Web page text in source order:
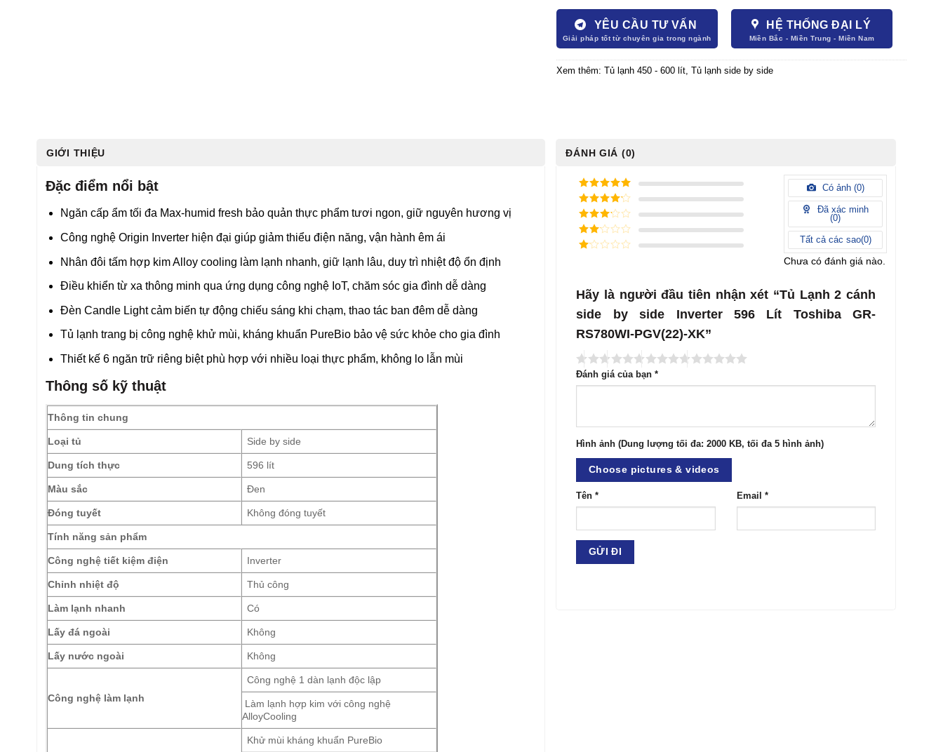
YÊU CẦU TƯ VẤN HỆ THỐNG ĐẠI LÝ
Xem thêm: Tủ lạnh 450 - 600 lít, Tủ lạnh side by side
GIỚI THIỆU
Đặc điểm nổi bật
Ngăn cấp ẩm tối đa Max-humid fresh bảo quản thực phẩm tươi ngon, giữ nguyên hương vị
Công nghệ Origin Inverter hiện đại giúp giảm thiểu điện năng, vận hành êm ái
Nhân đôi tấm hợp kim Alloy cooling làm lạnh nhanh, giữ lạnh lâu, duy trì nhiệt độ ổn định
Điều khiển từ xa thông minh qua ứng dụng công nghệ IoT, chăm sóc gia đình dễ dàng
Đèn Candle Light cảm biến tự động chiếu sáng khi chạm, thao tác ban đêm dễ dàng
Tủ lạnh trang bị công nghệ khử mùi, kháng khuẩn PureBio bảo vệ sức khỏe cho gia đình
Thiết kế 6 ngăn trữ riêng biệt phù hợp với nhiều loại thực phẩm, không lo lẫn mùi
Thông số kỹ thuật
Thông tin chung
Loại tủ Side by side
Dung tích thực 596 lít
Màu sắc Đen
Đóng tuyết Không đóng tuyết
Tính năng sản phẩm
Công nghệ tiết kiệm điện Inverter
Chỉnh nhiệt độ Thủ công
Làm lạnh nhanh Có
Lấy đá ngoài Không
Lấy nước ngoài Không
Công nghệ làm lạnh
Công nghệ 1 dàn lạnh độc lập
Làm lạnh hợp kim với công nghệ
AlloyCooling
Khử mùi kháng khuẩn PureBio
ĐÁNH GIÁ (0)
5/ 5 điểm
4/ 5
điểm
3/ 5
điểm
2/
điểm
Có ảnh (0)
Đã xác minh
(0)
Tất cả các sao(0)
Chưa có đánh giá nào.
Hãy là người đầu tiên nhận xét “Tủ Lạnh 2 cánh
side by side Inverter 596 Lít Toshiba GR-
RS780WI-PGV(22)-XK”
Đánh giá của bạn*
Hình ảnh (Dung lượng tối đa: 2000 KB, tối đa 5 hình ảnh)
Choose pictures & videos
Tên* Email *